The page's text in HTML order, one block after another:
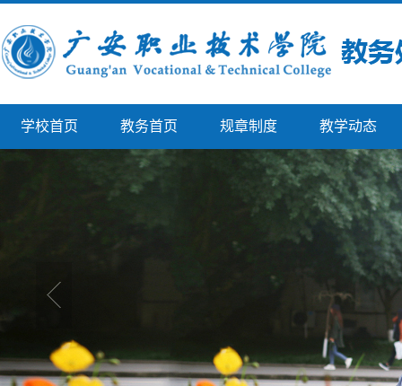
学校首页 教务首页 规章制度 教学动态